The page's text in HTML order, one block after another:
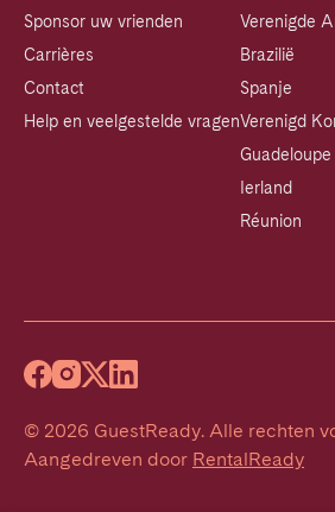
Sponsor uw vrienden
Carrières
Contact
Help en veelgestelde vragen
Verenigde
Brazilië
Spanje
Verenigd
Guadeloupe
Ierland
Réunion
© 2026 GuestReady. Alle rechten
Aangedreven door RentalReady